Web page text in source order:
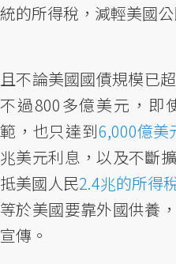
統的所得稅，減輕美國公
且不論美國國債規模已
不過800多億美元，即
範，也只達到6,000億美
兆美元利息，以及不斷
抵美國人民2.4兆的所得
等於美國要靠外國供養
宣傳。